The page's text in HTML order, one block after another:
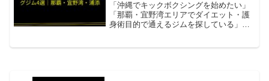
「沖縄でキックボクシングを始めたい」
「那覇・宜野湾エリアでダイエット・護
身術目的で通えるジムを探している」そ